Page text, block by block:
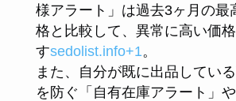
様アラート」は過去3ヶ月の最
格と比較して、異常に高い価
すsedolist.info+1。
また、自分が既に出品してい
を防ぐ「自有在庫アラート」